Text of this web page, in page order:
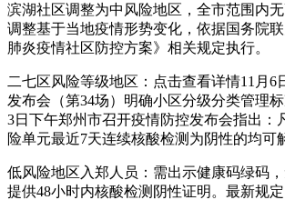
滨湖社区调整为中风险地区，全市范围内
调整基于当地疫情形势变化，依据国务院
肺炎疫情社区防控方案》相关规定执行。
二七区风险等级地区：点击查看详情11月6
发布会（第34场）明确小区分级分类管理
3日下午郑州市召开疫情防控发布会指出：
险单元最近7天连续核酸检测为阴性的均可
低风险地区入郑人员：需出示健康码绿码
提供48小时内核酸检测阴性证明。最新规